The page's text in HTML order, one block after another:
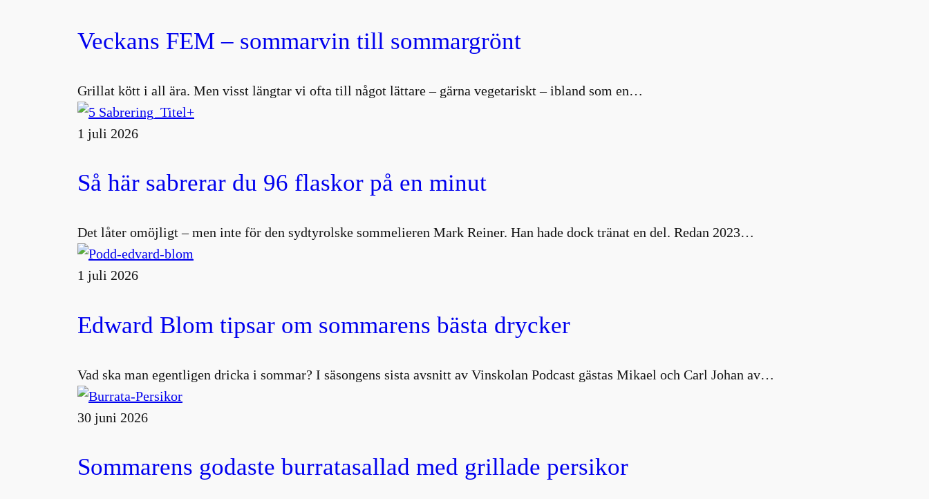
Veckans FEM – sommarvin till sommargrönt
Grillat kött i all ära. Men visst längtar vi ofta till något lättare – gärna vegetariskt – ibland som en…
1 juli 2026
Så här sabrerar du 96 flaskor på en minut
Det låter omöjligt – men inte för den sydtyrolske sommelieren Mark Reiner. Han hade dock tränat en del. Redan 2023…
1 juli 2026
Edward Blom tipsar om sommarens bästa drycker
Vad ska man egentligen dricka i sommar? I säsongens sista avsnitt av Vinskolan Podcast gästas Mikael och Carl Johan av…
30 juni 2026
Sommarens godaste burratasallad med grillade persikor